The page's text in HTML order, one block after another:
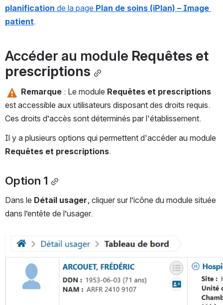
planification de la page Plan de soins (iPlan) – Image
patient.
Accéder au module Requêtes et
prescriptions
Remarque : Le module Requêtes et prescriptions
est accessible aux utilisateurs disposant des droits requis.
Ces droits d’accès sont déterminés par l'établissement.
Requêtes et prescriptions.
Option 1
Dans le Détail usager, cliquer sur l’icône du module située
dans l’entête de l’usager.
Ouvrir